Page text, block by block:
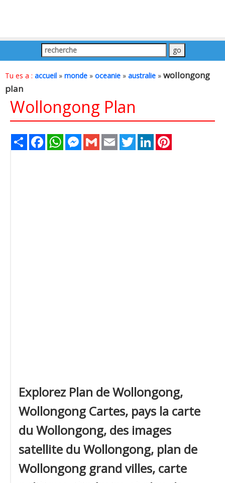
Tu es a : accueil » monde » oceanie » australie » wollongong
plan
Wollongong Plan
Share FacebookWhatsAppMessenger
Gmail Email TwitterLinkedIn
Explorez Plan de Wollongong,
Wollongong Cartes, pays la carte
du Wollongong, des images
satellite du Wollongong, plan de
Wollongong grand villes, carte